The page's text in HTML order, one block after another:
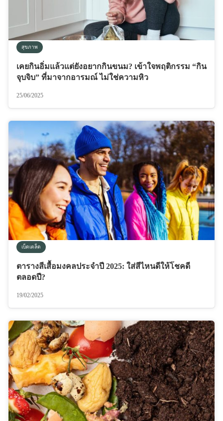
สุขภาพ
เคยกินอิ่มแล้วแต่ยังอยากกินขนม? เข้าใจพฤติกรรม “กิน
จุบจิบ” ที่มาจากอารมณ์ ไม่ใช่ความหิว
25/06/2025
เบ็ดเตล็ด
ตารางสีเสื้อมงคลประจำปี 2025: ใส่สีไหนดีให้โชคดี
ตลอดปี?
19/02/2025